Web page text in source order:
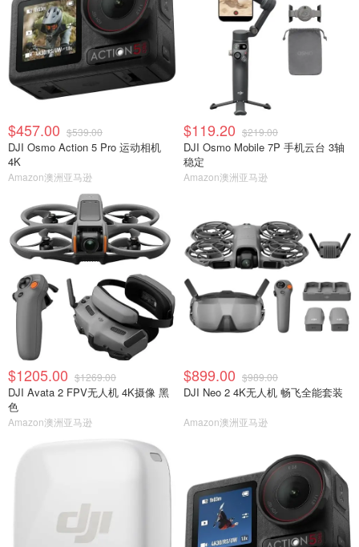
$457.00 $539.00
DJI Osmo Action 5 Pro 运动相机
4K
Amazon澳洲亚马逊
$119.20 $219.00
DJI Osmo Mobile 7P 手机云台 3轴
稳定
Amazon澳洲亚马逊
$1205.00 $1269.00
DJI Avata 2 FPV无人机 4K摄像 黑
色
Amazon澳洲亚马逊
$899.00 $989.00
DJI Neo 2 4K无人机 畅飞全能套装
Amazon澳洲亚马逊